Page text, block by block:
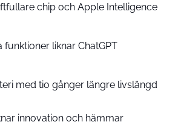
chip och Apple Intelligence
liknar ChatGPT
med tio gånger längre livslängd
innovation och hämmar